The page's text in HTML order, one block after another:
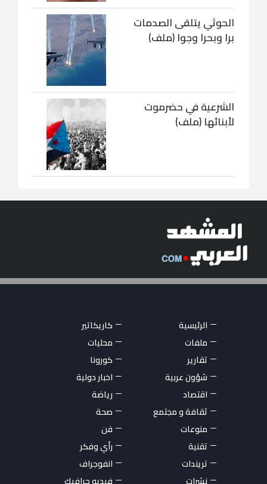
الحوثي يتلقى الصدمات
برا وبحرا وجوا (ملف)
الشرعية في حضرموت
لأبنائها (ملف)
الرئيسية
كاريكاتير
ملفات
محليات
تقارير
كورونا
شؤون عربية
اخبار دولية
اقتصاد
رياضة
ثقافة و مجتمع
صحة
منوعات
فن
تقنية
رأي وفكر
تريندات
انفوجراف
نشرات
فيديو جرافيك